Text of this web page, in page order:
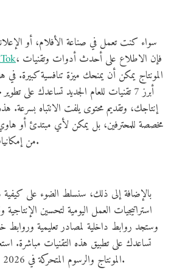
سواء كنت تعمل في صناعة الأفلام، أو
، فإن الاطلاع على أحدث أدوات وتقنيات
المونتاج يمكن أن يمنحك ميزة تنافسية كبيرة.
أبرز 7 تقنيات للعام الجديد تساعدك على
إنتاجك، وتقديم محتوى يلفت الانتباه بسرعة.
مخصصة للمحترفين، بل يمكن لأي مبتدئ أو هاوي
من إمكانيات التكنولوجيا الحديثة.
بالإضافة إلى ذلك، سنسلط الضوء على
استراتيجيات العمل اليومية لتحسين
وستجد روابط داخلية لمصادر تعليمية
تساعدك على تطبيق هذه التقنيات مباشرة.
المونتاج والرسوم المتحركة في 2026 بطريقة مبتكرة ومفصلة.